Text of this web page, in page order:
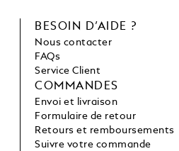
BESOIN D’AIDE ?
Nous contacter
FAQs
Service Client
COMMANDES
Envoi et livraison
Formulaire de retour
Retours et remboursements
Suivre votre commande